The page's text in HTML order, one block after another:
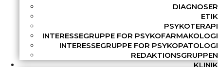
DIAGNOSER
ETIK
PSYKOTERAPI
INTERESSEGRUPPE FOR PSYKOFARMAKOLOGI
INTERESSEGRUPPE FOR PSYKOPATOLOGI
REDAKTIONSGRUPPEN
KLINIK